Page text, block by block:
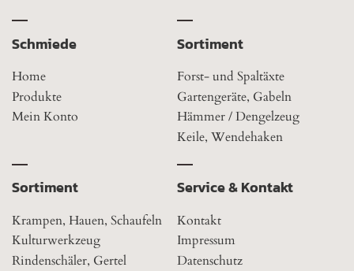
Schmiede
Home
Produkte
Mein Konto
Sortiment
Forst- und Spaltäxte
Gartengeräte, Gabeln
Hämmer / Dengelzeug
Keile, Wendehaken
Sortiment
Krampen, Hauen, Schaufeln
Kulturwerkzeug
Rindenschäler, Gertel
Service & Kontakt
Kontakt
Impressum
Datenschutz